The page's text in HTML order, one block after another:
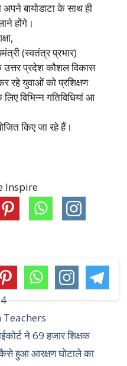
बायोडाटा के साथ ही
होंगे।
(स्वतंत्र प्रभार)
उत्तर प्रदेश कौशल विकास
रहे युवाओं को प्रशिक्षण
विभिन्न गतिविधियां आ
किए जा रहे हैं।
Inspire
Teachers
ने 69 हजार शिक्षक
कैसे हुआ आरक्षण घोटाले का